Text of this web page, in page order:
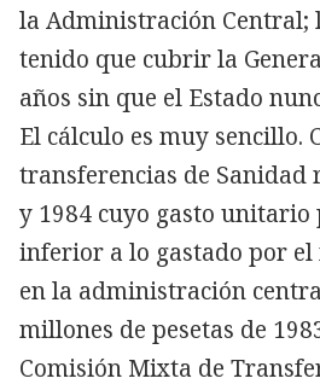
la Administración Central;
tenido que cubrir la
años sin que el Estado
El cálculo es muy sencillo.
transferencias de Sanidad
y 1984 cuyo gasto unitario
inferior a lo gastado por el
en la administración
millones de pesetas de
Comisión Mixta de